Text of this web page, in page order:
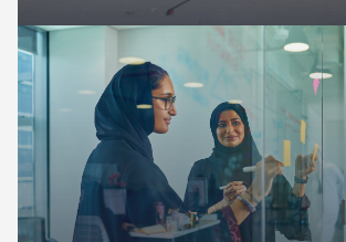
وساهم في دعم مبادراتنا المبتكرة لتعزيز
حيث نزداد قوةً مع انضمام كل متطوع جديد إلينا
يحدث تغييراً إيجابياً في المجتمع.